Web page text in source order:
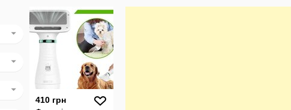
410 грн